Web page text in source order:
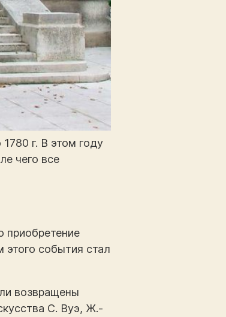
г. В этом году
чего все
приобретение
этого события стал
возвращены
С. Вуэ, Ж.-